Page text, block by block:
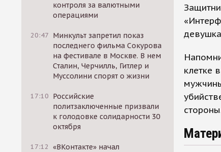
контроля за валютными
операциями
20:47 Минкульт запретил показ
последнего фильма Сокурова
на фестивале в Москве. В нем
Сталин, Черчилль, Гитлер и
Муссолини спорят о жизни
17:10 Российские
политзаключенные призвали
к голодовке солидарности 30
октября
17:12 «ВКонтакте» начал
клетке